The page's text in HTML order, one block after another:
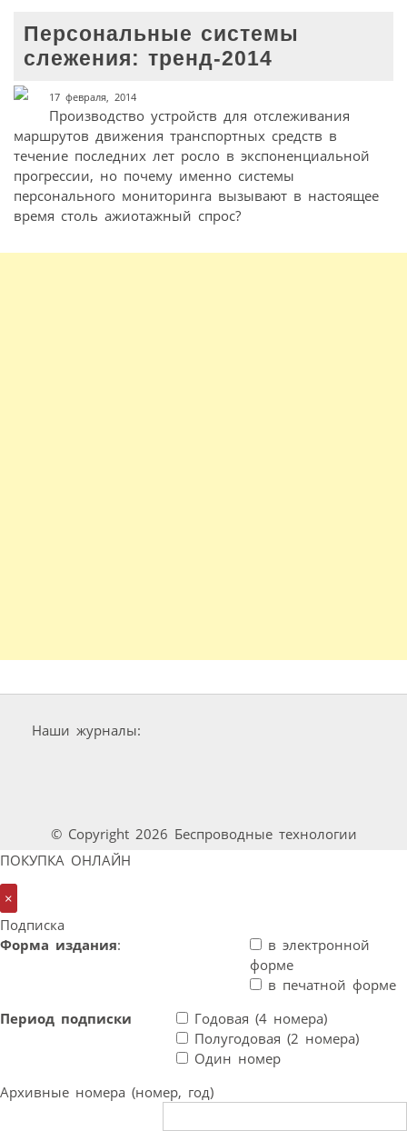
Персональные системы
слежения: тренд-2014
17 февраля, 2014
Производство устройств для отслеживания
маршрутов движения транспортных средств в
течение последних лет росло в экспоненциальной
прогрессии, но почему именно системы
персонального мониторинга вызывают в настоящее
время столь ажиотажный спрос?
Наши журналы:
© Copyright 2026 Беспроводные технологии
ПОКУПКА ОНЛАЙН
×
Подписка
Форма издания:
в электронной
форме
в печатной форме
Период подписки
Годовая (4 номера)
Полугодовая (2 номера)
Один номер
Архивные номера (номер, год)